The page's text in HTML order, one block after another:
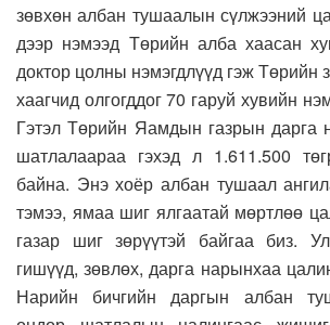
зөвхөн албан тушаалын сүлжээний
дээр нэмээд Төрийн алба хаасан
доктор цолны нэмэгдлүүд гэж Төрийн
хаагчид олгогддог 70 гаруй хувийн
Гэтэл Төрийн Яамдын газрын дарга
шатлалаараа гэхэд л 1.611.500
байна. Энэ хоёр албан тушаал
тэмээ, ямаа шиг ялгаатай мөртлөө
газар шиг зөрүүтэй байгаа биз.
гишүүд, зөвлөх, дарга нарынхаа
Нарийн бичгийн даргын албан